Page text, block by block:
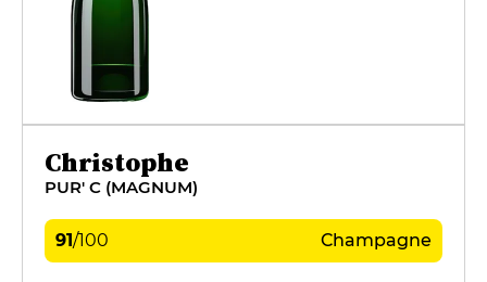
Christophe
PUR' C (MAGNUM)
91/100 Champagne